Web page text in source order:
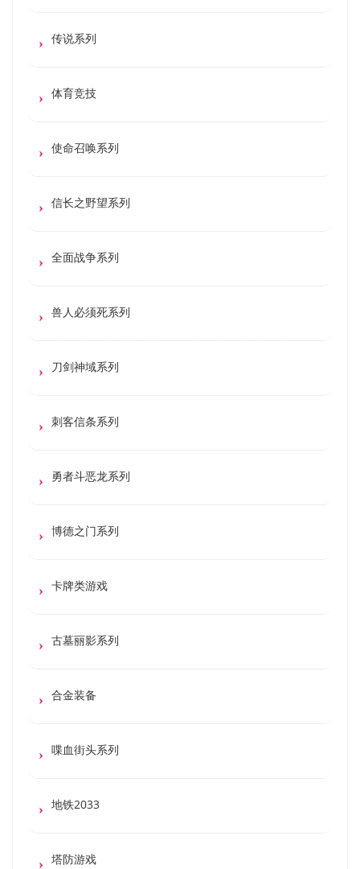
传说系列
体育竞技
使命召唤系列
信长之野望系列
全面战争系列
兽人必须死系列
刀剑神域系列
刺客信条系列
勇者斗恶龙系列
博德之门系列
卡牌类游戏
古墓丽影系列
合金装备
喋血街头系列
地铁2033
塔防游戏